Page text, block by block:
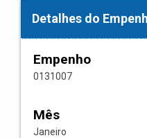
Detalhes do
Empenho
0131007
Mês
Janeiro